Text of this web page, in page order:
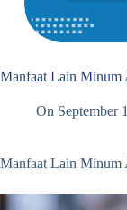
Manfaat Lain Minum
On September
Manfaat Lain Minum